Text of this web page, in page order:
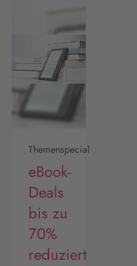
Themenspecial
eBook-
Deals
bis zu
70%
reduziert